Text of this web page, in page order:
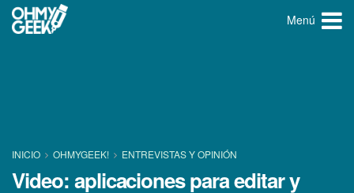
Menú
INICIO OHMYGEEK! ENTREVISTAS Y OPINIÓN
Video: aplicaciones para editar y